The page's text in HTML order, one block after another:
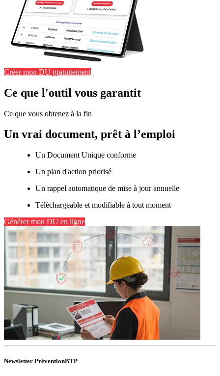
Créer mon DU gratuitement
Ce que l'outil vous garantit
Ce que vous obtenez à la fin
Un vrai document, prêt à l’emploi
Un Document Unique conforme
Un plan d'action priorisé
Un rappel automatique de mise à jour annuelle
Téléchargeable et modifiable à tout moment
Générer mon DU en ligne
Newsletter PréventionBTP